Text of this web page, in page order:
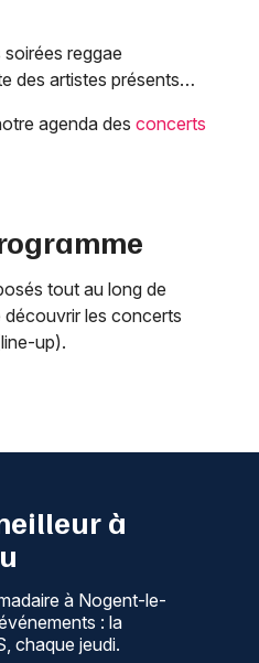
reggae
des artistes présents…
agenda des concerts
tout au long de
les concerts
up).
à
à Nogent-le-
: la
chaque jeudi.